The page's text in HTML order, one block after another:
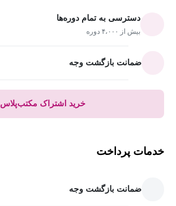
دسترسی به تمام دوره‌ها
بیش از ۴،۰۰۰ دوره
ضمانت بازگشت وجه
خرید اشتراک مکتب‌پلاس
خدمات پرداخت
ضمانت بازگشت وجه